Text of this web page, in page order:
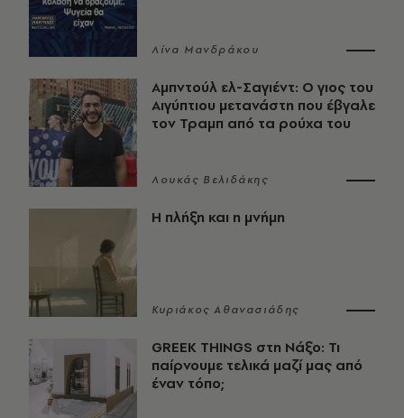
Λίνα Μανδράκου
Αμπντούλ ελ-Σαγιέντ: Ο γιος του
Αιγύπτιου μετανάστη που έβγαλε
τον Τραμπ από τα ρούχα του
Λουκάς Βελιδάκης
Η πλήξη και η μνήμη
Κυριάκος Αθανασιάδης
GREEK THINGS στη Νάξο: Τι
παίρνουμε τελικά μαζί μας από
έναν τόπο;